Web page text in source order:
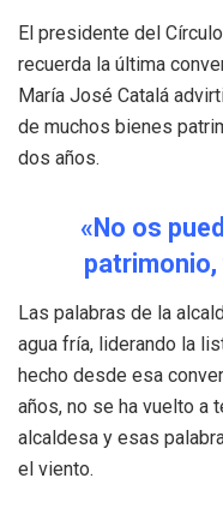
El presidente del
recuerda la última
María José Catalá
de muchos bienes
dos años.
«No os
patrimonio,
Las palabras de la
agua fría, liderando la
hecho desde esa
años, no se ha vuelto a
alcaldesa y esas
el viento.